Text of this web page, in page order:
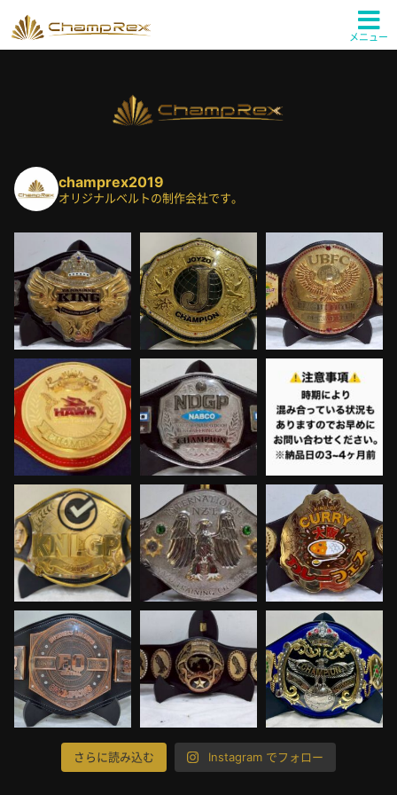
メニュー
champrex2019
オリジナルベルトの制作会社です。
さらに読み込む Instagram でフォロー